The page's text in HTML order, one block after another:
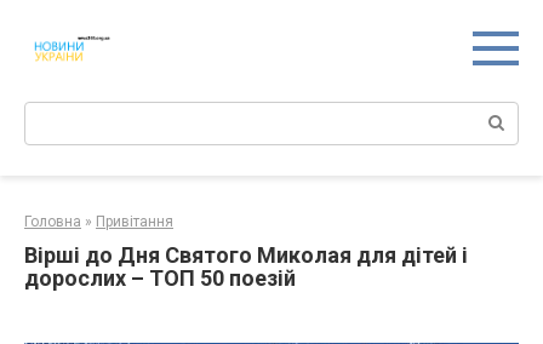
контенту
Поиск:
Головна » Привітання
Вірші до Дня Святого Миколая для дітей і
дорослих – ТОП 50 поезій